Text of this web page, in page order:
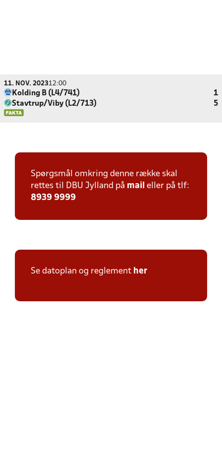
11. NOV. 202312:00
Kolding B (L4/741)
1
Stavtrup/Viby (L2/713)
5
Spørgsmål omkring denne række skal
rettes til DBU Jylland på mail eller på tlf:
8939 9999
Se datoplan og reglement her